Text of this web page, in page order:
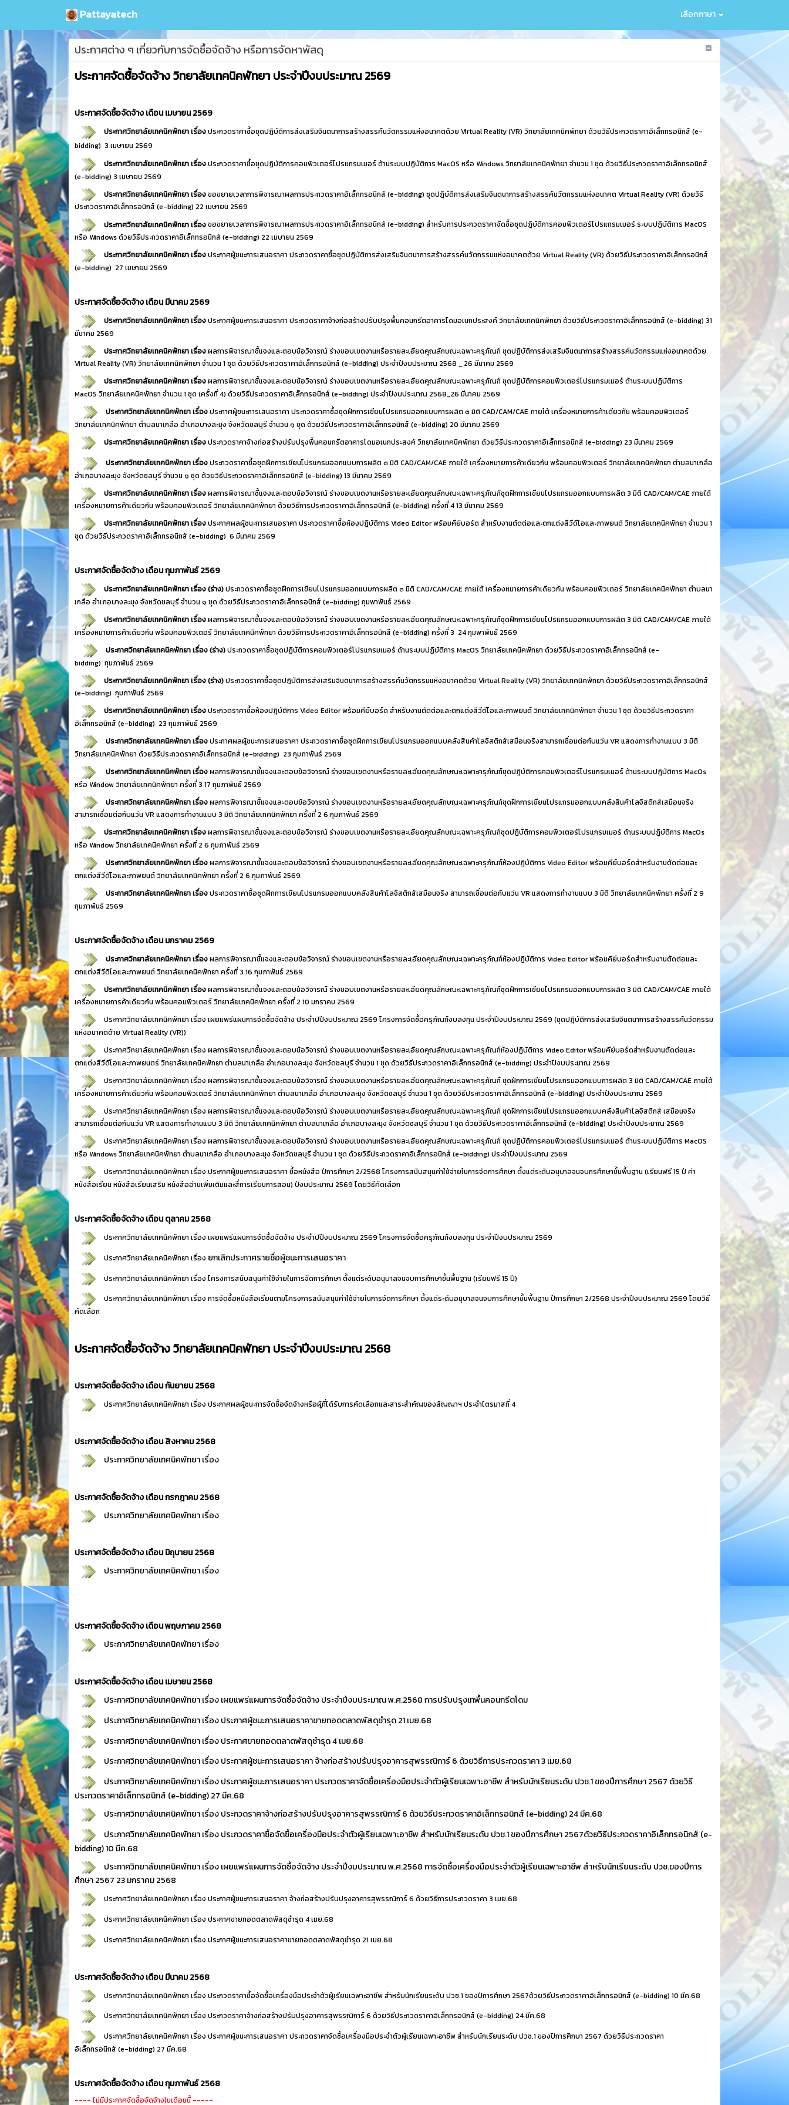
Pattayatech เลือกภาษา
ประกาศต่าง ๆ เกี่ยวกับการจัดซื้อจัดจ้าง หรือการจัดหาพัสดุ
ประกาศจัดซื้อจัดจ้าง วิทยาลัยเทคนิคพัทยา ประจำปีงบประมาณ 2569
ประกาศจัดซื้อจัดจ้าง เดือน เมษายน 2569
ประกาศวิทยาลัยเทคนิคพัทยา เรื่องประกวดราคาซื้อชุดปฏิบัติการส่งเสริมจินตนาการสร้างสรรค์นวัตกรรมแห่งอนาคตด้วย Virtual Reality (VR) วิทยาลัยเทคนิคพัทยา ด้วยวิธีประกวดราคาอิเล็กทรอนิกส์ (e-
bidding) 3 เมษายน 2569
ประกาศวิทยาลัยเทคนิคพัทยา เรื่องประกวดราคาซื้อชุดปฏิบัติการคอมพิวเตอร์โปรแกรมเมอร์ ด้านระบบปฏิบัติการ MacOS หรือ Windows วิทยาลัยเทคนิคพัทยา จำนวน 1 ชุด ด้วยวิธีประกวดราคาอิเล็กทรอนิกส์
(e-bidding) 3 เมษายน 2569
ประกาศวิทยาลัยเทคนิคพัทยา เรื่องขอขยายเวลาการพิจารณาผลการประกวดราคาอิเล็กทรอนิกส์ (e-bidding) ชุดปฎิบัติการส่งเสริมจินตนาการสร้างสรรค์นวัตกรรมแห่งอนาคต Virtual Reality (VR) ด้วยวิธี
ประกวดราคาอิเล็กทรอนิกส์ (e-bidding) 22 เมษายน 2569
ประกาศวิทยาลัยเทคนิคพัทยา เรื่องขอขยายเวลาการพิจารณาผลการประกวดราคาอิเล็กทรอนิกส์ (e-bidding) สำหรับการประกวดราคาจัดซื้อชุดปฎิบัติการคอมพิวเตอร์โปรแกรมเมอร์ ระบบปฏิบัติการ MacOS
หรือ Windows ด้วยวิธีประกวดราคาอิเล็กทรอนิกส์ (e-bidding) 22 เมษายน 2569
ประกาศวิทยาลัยเทคนิคพัทยา เรื่องประกาศผู้ชนะการเสนอราคา ประกวดราคาซื้อชุดปฏิบัติการส่งเสริมจินตนาการสร้างสรรค์นวัตกรรมแห่งอนาคตด้วย Virtual Reality (VR) ด้วยวิธีประกวดราคาอิเล็กทรอนิกส์
(e-bidding) 27 เมษายน 2569
ประกาศจัดซื้อจัดจ้าง เดือน มีนาคม 2569
ประกาศวิทยาลัยเทคนิคพัทยา เรื่องประกาศผู้ชนะการเสนอราคา ประกวดราคาจ้างก่อสร้างปรับปรุงพื้นคอนกรีตอาคารโดมอเนกประสงค์ วิทยาลัยเทคนิคพัทยา ด้วยวิธีประกวดราคาอิเล็กทรอนิกส์ (e-bidding) 31
มีนาคม 2569
ประกาศวิทยาลัยเทคนิคพัทยา เรื่องผลการพิจารณาชี้แจงและตอบข้อวิจารณ์ ร่างขอบเขตงานหรือรายละเอียดคุณลักษณะเฉพาะครุภัณฑ์ ชุดปฏิบัติการส่งเสริมจินตนาการสร้างสรรค์นวัตกรรมแห่งอนาคตด้วย
Virtual Reality (VR) วิทยาลัยเทคนิคพัทยา จำนวน 1 ชุด ด้วยวิธีประกวดราคาอิเล็กทรอนิกส์ (e-bidding) ประจำปีงบประมาณ 2568 _ 26 มีนาคม 2569
ประกาศวิทยาลัยเทคนิคพัทยา เรื่องผลการพิจารณาชี้แจงและตอบข้อวิจารณ์ ร่างขอบเขตงานหรือรายละเอียดคุณลักษณะเฉพาะครุภัณฑ์ ชุดปฏิบัติการคอมพิวเตอร์โปรแกรมเมอร์ ด้านระบบปฏิบัติการ
MacOS วิทยาลัยเทคนิคพัทยา จำนวน 1 ชุด (ครั้งที่ 4) ด้วยวิธีประกวดราคาอิเล็กทรอนิกส์ (e-bidding) ประจำปีงบประมาณ 2568_26 มีนาคม 2569
ประกาศวิทยาลัยเทคนิคพัทยา เรื่องประกาศผู้ชนะการเสนอราคา ประกวดราคาซื้อชุดฝึกการเขียนโปรแกรมออกแบบการผลิต ๓ มิติ CAD/CAM/CAE ภายใต้ เครื่องหมายการค้าเดียวกัน พร้อมคอมพิวเตอร์
วิทยาลัยเทคนิคพัทยา ตำบลนาเกลือ อำเภอบางละมุง จังหวัดชลบุรี จำนวน ๑ ชุด ด้วยวิธีประกวดราคาอิเล็กทรอนิกส์ (e-bidding) 20 มีนาคม 2569
ประกาศวิทยาลัยเทคนิคพัทยา เรื่องประกวดราคาจ้างก่อสร้างปรับปรุงพื้นคอนกรีตอาคารโดมอเนกประสงค์ วิทยาลัยเทคนิคพัทยา ด้วยวิธีประกวดราคาอิเล็กทรอนิกส์ (e-bidding) 23 มีนาคม 2569
ประกาศวิทยาลัยเทคนิคพัทยา เรื่องประกวดราคาซื้อชุดฝึกการเขียนโปรแกรมออกแบบการผลิต ๓ มิติ CAD/CAM/CAE ภายใต้ เครื่องหมายการค้าเดียวกัน พร้อมคอมพิวเตอร์ วิทยาลัยเทคนิคพัทยา ตำบลนาเกลือ
อำเภอบางละมุง จังหวัดชลบุรี จำนวน ๑ ชุด ด้วยวิธีประกวดราคาอิเล็กทรอนิกส์ (e-bidding) 13 มีนาคม 2569
ประกาศวิทยาลัยเทคนิคพัทยา เรื่องผลการพิจารณาชี้แจงและตอบข้อวิจารณ์ ร่างขอบเขตงานหรือรายละเอียดคุณลักษณะเฉพาะครุภัณฑ์ชุดฝึกการเขียนโปรแกรมออกแบบการผลิต 3 มิติ CAD/CAM/CAE ภายใต้
เครื่องหมายการค้าเดียวกัน พร้อมคอมพิวเตอร์ วิทยาลัยเทคนิคพัทยา ด้วยวิธีการประกวดราคาอิเล็กทรอนิกสื (e-bidding) ครั้งที่ 413 มีนาคม 2569
ประกาศวิทยาลัยเทคนิคพัทยา เรื่องประกาศผลผู้ชนะการเสนอราคา ประกวดราคาซื้อห้องปฎิบัติการ Video Editor พร้อมคีย์บอร์ด สำหรับงานตัดต่อและตกแต่งสีวีดีโอและภาพยนต์ วิทยาลัยเทคนิคพัทยา จำนวน 1
ชุด ด้วยวิธีประกวดราคาอิเล็กทรอนิกส์ (e-bidding) 6 มีนาคม 2569
ประกาศจัดซื้อจัดจ้าง เดือน กุมภาพันธ์ 2569
ประกาศวิทยาลัยเทคนิคพัทยา เรื่อง (ร่าง)ประกวดราคาซื้อชุดฝึกการเขียนโปรแกรมออกแบบการผลิต ๓ มิติ CAD/CAM/CAE ภายใต้ เครื่องหมายการค้าเดียวกัน พร้อมคอมพิวเตอร์ วิทยาลัยเทคนิคพัทยา ตำบลนา
เกลือ อำเภอบางละมุง จังหวัดชลบุรี จำนวน ๑ ชุด ด้วยวิธีประกวดราคาอิเล็กทรอนิกส์ (e-bidding) กุมพาพันธ์ 2569
ประกาศวิทยาลัยเทคนิคพัทยา เรื่องผลการพิจารณาชี้แจงและตอบข้อวิจารณ์ ร่างขอบเขตงานหรือรายละเอียดคุณลักษณะเฉพาะครุภัณฑ์ชุดฝึกการเขียนโปรแกรมออกแบบการผลิต 3 มิติ CAD/CAM/CAE ภายใต้
เครื่องหมายการค้าเดียวกัน พร้อมคอมพิวเตอร์ วิทยาลัยเทคนิคพัทยา ด้วยวิธีการประกวดราคาอิเล็กทรอนิกสื (e-bidding) ครั้งที่ 3 24 กุมพาพันธ์ 2569
ประกาศวิทยาลัยเทคนิคพัทยา เรื่อง (ร่าง)ประกวดราคาซื้อชุดปฏิบัติการคอมพิวเตอร์โปรแกรมเมอร์ ด้านระบบปฏิบัติการ MacOS วิทยาลัยเทคนิคพัทยา ด้วยวิธีประกวดราคาอิเล็กทรอนิกส์ (e-
bidding) กุมภาพันธ์ 2569
ประกาศวิทยาลัยเทคนิคพัทยา เรื่อง (ร่าง)ประกวดราคาซื้อชุดปฏิบัติการส่งเสริมจินตนาการสร้างสรรค์นวัตกรรมแห่งอนาคตด้วย Virtual Reality (VR) วิทยาลัยเทคนิคพัทยา ด้วยวิธีประกวดราคาอิเล็กทรอนิกส์
(e-bidding) กุมภาพันธ์ 2569
ประกาศวิทยาลัยเทคนิคพัทยา เรื่องประกวดราคาซื้อห้องปฎิบัติการ Video Editor พร้อมคีย์บอร์ด สำหรับงานตัดต่อและตกแต่งสีวีดีโอและภาพยนต์ วิทยาลัยเทคนิคพัทยา จำนวน 1 ชุด ด้วยวิธีประกวดราคา
อิเล็กทรอนิกส์ (e-bidding) 23 กุมภาพันธ์ 2569
ประกาศวิทยาลัยเทคนิคพัทยา เรื่องประกาศผลผู้ชนะการเสนอราคา ประกวดราคาซื้อชุดฝึกการเขียนโปรแกรมออกแบบคลังสินค้าโลจิสติกส์เสมือนจริงสามารถเชื่อมต่อกับแว่น VR แสดงการทำงานแบบ 3 มิติ
วิทยาลัยเทคนิคพัทยา ด้วยวิธีประกวดราคาอิเล็กทรอนิกส์ (e-bidding) 23 กุมภาพันธ์ 2569
ประกาศวิทยาลัยเทคนิคพัทยา เรื่องผลการพิจารณาชี้แจงและตอบข้อวิจารณ์ ร่างขอบเขตงานหรือรายละเอียดคุณลักษณะเฉพาะครุภัณฑ์ชุดปฎิบัติการคอมพิวเตอร์โปรแกรมเมอร์ ด้านระบบปฎิบัติการ MacOs
หรือ Window วิทยาลัยเทคนิคพัทยา ครั้งที่ 3 17 กุมภาพันธ์ 2569
ประกาศวิทยาลัยเทคนิคพัทยา เรื่องผลการพิจารณาชี้แจงและตอบข้อวิจารณ์ ร่างขอบเขตงานหรือรายละเอียดคุณลักษณะเฉพาะครุภัณฑ์ชุดฝึกการเขียนโปรแกรมออกแบบคลังสินค้าโลจิสติกส์เสมือนจริง
สามารถเชื่อมต่อกับแว่น VR แสดงการทำงานแบบ 3 มิติ วิทยาลัยเทคนิคพัทยา ครั้งที่ 2 6 กุมภาพันธ์ 2569
ประกาศวิทยาลัยเทคนิคพัทยา เรื่องผลการพิจารณาชี้แจงและตอบข้อวิจารณ์ ร่างขอบเขตงานหรือรายละเอียดคุณลักษณะเฉพาะครุภัณฑ์ชุดปฎิบัติการคอมพิวเตอร์โปรแกรมเมอร์ ด้านระบบปฎิบัติการ MacOs
หรือ Window วิทยาลัยเทคนิคพัทยา ครั้งที่ 2 6 กุมภาพันธ์ 2569
ประกาศวิทยาลัยเทคนิคพัทยา เรื่องผลการพิจารณาชี้แจงและตอบข้อวิจารณ์ ร่างขอบเขตงานหรือรายละเอียดคุณลักษณะเฉพาะครุภัณฑ์ห้องปฎิบัติการ Video Editor พร้อมคีย์บอร์ดสำหรับงานตัดต่อและ
ตกแต่งสีวีดีโอและภาพยนต์ วิทยาลัยเทคนิคพัทยา ครั้งที่ 2 6 กุมภาพันธ์ 2569
ประกาศวิทยาลัยเทคนิคพัทยา เรื่องประกวดราคาซื้อชุดฝึกการเขียนโปรแกรมออกแบบคลังสินค้าโลจิสติกส์เสมือนจริง สามารถเชื่อมต่อกับแว่น VR แสดงการทำงานแบบ 3 มิติ วิทยาลัยเทคนิคพัทยา ครั้งที่ 2 9
กุมภาพันธ์ 2569
ประกาศจัดซื้อจัดจ้าง เดือน มกราคม 2569
ประกาศวิทยาลัยเทคนิคพัทยา เรื่องผลการพิจารณาชี้แจงและตอบข้อวิจารณ์ ร่างขอบเขตงานหรือรายละเอียดคุณลักษณะเฉพาะครุภัณฑ์ห้องปฎิบัติการ Video Editor พร้อมคีย์บอร์ดสำหรับงานตัดต่อและ
ตกแต่งสีวีดิโอและภาพยนต์ วิทยาลัยเทคนิคพัทยา ครั้งที่ 3 16 กุมภาพันธ์ 2569
ประกาศวิทยาลัยเทคนิคพัทยา เรื่องผลการพิจารณาชี้แจงและตอบข้อวิจารณ์ ร่างขอบเขตงานหรือรายละเอียดคุณลักษณะเฉพาะครุภัณฑ์ชุดฝึกการเขียนโปรแกรมออกแบบการผลิต 3 มิติ CAD/CAM/CAE ภายใต้
เครื่องหมายการค้าเดียวกัน พร้อมคอมพิวเตอร์ วิทยาลัยเทคนิคพัทยา ครั้งที่ 2 10 มกราคม 2569
ประกาศวิทยาลัยเทคนิคพัทยา เรื่อง เผยแพร่แผนการจัดซื้อจัดจ้าง ประจำปปีงบประมาณ 2569 โครงการจัดซื้อครุภัณฑ์งบลงทุน ประจำปีงบประมาณ 2569 (ชุดปฎิบัติการส่งเสริมจินตนาการสร้างสรรค์นวัตกรรม
แห่งอนาคตด้าย Virtual Reality (VR))
ประกาศวิทยาลัยเทคนิคพัทยา เรื่อง ผลการพิจารณาชี้แจงและตอบข้อวิจารณ์ ร่างขอบเขตงานหรือรายละเอียดคุณลักษณะเฉพาะครุภัณฑ์ห้องปฏิบัติการ Video Editor พร้อมคีย์บอร์ดสำหรับงานตัดต่อและ
ตกแต่งสีวีดีโอและภาพยนตร์ วิทยาลัยเทคนิคพัทยา ตำบลนาเกลือ อำเภอบางละมุง จังหวัดชลบุรี จำนวน 1 ชุด ด้วยวิธีประกวดราคาอิเล็กทรอนิกส์ (e-bidding) ประจำปีงบประมาณ 2569
ประกาศวิทยาลัยเทคนิคพัทยา เรื่อง ผลการพิจารณาชี้แจงและตอบข้อวิจารณ์ ร่างขอบเขตงานหรือรายละเอียดคุณลักษณะเฉพาะครุภัณฑ์ ชุดฝึกการเขียนโปรแกรมออกแบบการผลิต 3 มิติ CAD/CAM/CAE ภายใต้
เครื่องหมายการค้าเดียวกัน พร้อมคอมพิวเตอร์ วิทยาลัยเทคนิคพัทยา ตำบลนาเกลือ อำเภอบางละมุง จังหวัดชลบุรี จำนวน 1 ชุด ด้วยวิธีประกวดราคาอิเล็กทรอนิกส์ (e-bidding) ประจำปีงบประมาณ 2569
ประกาศวิทยาลัยเทคนิคพัทยา เรื่อง ผลการพิจารณาชี้แจงและตอบข้อวิจารณ์ ร่างขอบเขตงานหรือรายละเอียดคุณลักษณะเฉพาะครุภัณฑ์ ชุดฝึกการเขียนโปรแกรมออกแบบคลังสินค้าโลจิสติกส์ เสมือนจริง
สามารถเชื่อมต่อกับแว่น VR แสดงการทำงานแบบ 3 มิติ วิทยาลัยเทคนิคพัทยา ตำบลนาเกลือ อำเภอบางละมุง จังหวัดชลบุรี จำนวน 1 ชุด ด้วยวิธีประกวดราคาอิเล็กทรอนิกส์ (e-bidding) ประจำปีงบประมาณ 2569
ประกาศวิทยาลัยเทคนิคพัทยา เรื่อง ผลการพิจารณาชี้แจงและตอบข้อวิจารณ์ ร่างขอบเขตงานหรือรายละเอียดคุณลักษณะเฉพาะครุภัณฑ์ ชุดปฏิบัติการคอมพิวเตอร์โปรแกรมเมอร์ ด้านระบบปฏิบัติการ MacOS
หรือ Windows วิทยาลัยเทคนิคพัทยา ตำบลนาเกลือ อำเภอบางละมุง จังหวัดชลบุรี จำนวน 1 ชุด ด้วยวิธีประกวดราคาอิเล็กทรอนิกส์ (e-bidding) ประจำปีงบประมาณ 2569
ประกาศวิทยาลัยเทคนิคพัทยา เรื่อง ประกาศผู้ชนะการเสนอราคา ซื้อหนังสือ ปีการศึกษา 2/2568 โครงการสนับสนุนค่าใช้จ่ายในการจัดการศึกษา ตั้งแต่ระดับอนุบาลจนจบกรศึกษาขั้นพื้นฐาน (เรียนฟรี 15 ปี ค่า
หนังสือเรียน หนังสือเรียนเสริม หนังสืออ่านเพิ่มเติมและสื่การเรียนการสอน) ปีงบประมาณ 2569 โดยวิธีคัดเลือก
ประกาศจัดซื้อจัดจ้าง เดือน ตุลาคม 2568
ประกาศวิทยาลัยเทคนิคพัทยา เรื่อง เผยแพร่แผนการจัดซื้อจัดจ้าง ประจำปปีงบประมาณ 2569 โครงการจัดซื้อครุภัณฑ์งบลงทุน ประจำปีงบประมาณ 2569
ประกาศวิทยาลัยเทคนิคพัทยา เรื่อง ยกเลิกประกาศรายชื่อผู้ชนะการเสนอราคา
ประกาศวิทยาลัยเทคนิคพัทยา เรื่อง โครงการสนับสนุนค่าใช้จ่ายในการจัดการศึกษา ตั้งแต่ระดับอนุบาลจนจบการศึกษาขั้นพื้นฐาน (เรียนฟรี 15 ปี)
ประกาศวิทยาลัยเทคนิคพัทยา เรื่อง การจัดซื้อหนังสือเรียนตามโครงการสนับสนุนค่าใช้จ่ายในการจัดการศึกษา ตั้งแต่ระดับอนุบาลจนจบการศึกษาขั้นพื้นฐาน ปีการศึกษา 2/2568 ประจำปีงบประมาณ 2569 โดยวิธี
คัดเลือก
ประกาศจัดซื้อจัดจ้าง วิทยาลัยเทคนิคพัทยา ประจำปีงบประมาณ 2568
ประกาศจัดซื้อจัดจ้าง เดือน กันยายน 2568
ประกาศวิทยาลัยเทคนิคพัทยา เรื่อง ประกาศผลผู้ชนะการจัดซื้อจัดจ้างหรือผู้ที่ได้รับการคัดเลือกและสาระสำคัญของสัญญาฯ ประจำไตรมาสที่ 4
ประกาศจัดซื้อจัดจ้าง เดือน สิงหาคม 2568
ประกาศวิทยาลัยเทคนิคพัทยา เรื่อง
ประกาศจัดซื้อจัดจ้าง เดือน กรกฎาคม 2568
ประกาศวิทยาลัยเทคนิคพัทยา เรื่อง
ประกาศจัดซื้อจัดจ้าง เดือน มิถุนายน 2568
ประกาศวิทยาลัยเทคนิคพัทยา เรื่อง
ประกาศจัดซื้อจัดจ้าง เดือน พฤษภาคม 2568
ประกาศวิทยาลัยเทคนิคพัทยา เรื่อง
ประกาศจัดซื้อจัดจ้าง เดือน เมษายน 2568
ประกาศวิทยาลัยเทคนิคพัทยา เรื่องเผยแพร่แผนการจัดซื้อจัดจ้าง ประจำปีงบประมาณ พ.ศ.2568 การปรับปรุงเทพื้นคอนกรีตโดม
ประกาศวิทยาลัยเทคนิคพัทยา เรื่องประกาศผู้ชนะการเสนอราคาขายทอดตลาดพัสดุชำรุด21 เมย.68
ประกาศวิทยาลัยเทคนิคพัทยา เรื่องประกาศขายทอดตลาดพัสดุชำรุด4 เมย.68
ประกาศวิทยาลัยเทคนิคพัทยา เรื่องประกาศผู้ชนะการเสนอราคา จ้างก่อสร้างปรับปรุงอาคารสุพรรณิการ์ 6 ด้วยวิธีการประกวดราคา3 เมย.68
ประกาศวิทยาลัยเทคนิคพัทยา เรื่องประกาศผู้ชนะการเสนอราคา ประกวดราคาจัดซื้อเครื่องมือประจำตัวผู้เรียนเฉพาะอาชีพ สำหรับนักเรียนระดับ ปวช.1 ของปีการศึกษา 2567 ด้วยวิธี
ประกวดราคาอิเล็กทรอนิกส์ (e-bidding)27 มีค.68
ประกาศวิทยาลัยเทคนิคพัทยา เรื่องประกวดราคาจ้างก่อสร้างปรับปรุงอาคารสุพรรณิการ์ 6 ด้วยวิธีประกวดราคาอิเล็กทรอนิกส์ (e-bidding)24 มีค.68
ประกาศวิทยาลัยเทคนิคพัทยา เรื่องประกวดราคาซื้อจัดซื้อเครื่องมือประจำตัวผู้เรียนเฉพาะอาชีพ สำหรับนักเรียนระดับ ปวช.1 ของปีการศึกษา 2567ด้วยวิธีประกวดราคาอิเล็กทรอนิกส์ (e-
bidding)10 มีค.68
ประกาศวิทยาลัยเทคนิคพัทยา เรื่องเผยแพร่แผนการจัดซื้อจัดจ้าง ประจำปีงบประมาณ พ.ศ.2568 การจัดซื้อเครื่องมือประจำตัวผู้เรียนเฉพาะอาชีพ สำหรับนักเรียนระดับ ปวช.ของปีการ
ศึกษา 2567 23 มกราคม 2568
ประกาศวิทยาลัยเทคนิคพัทยา เรื่อง ประกาศผู้ชนะการเสนอราคา จ้างก่อสร้างปรับปรุงอาคารสุพรรณิการ์ 6 ด้วยวิธีการประกวดราคา 3 เมย.68
ประกาศวิทยาลัยเทคนิคพัทยา เรื่อง ประกาศขายทอดตลาดพัสดุชำรุด 4 เมย.68
ประกาศวิทยาลัยเทคนิคพัทยา เรื่อง ประกาศผู้ชนะการเสนอราคาขายทอดตลาดพัสดุชำรุด 21 เมย.68
ประกาศจัดซื้อจัดจ้าง เดือน มีนาคม 2568
ประกาศวิทยาลัยเทคนิคพัทยา เรื่อง ประกวดราคาซื้อจัดซื้อเครื่องมือประจำตัวผู้เรียนเฉพาะอาชีพ สำหรับนักเรียนระดับ ปวช.1 ของปีการศึกษา 2567ด้วยวิธีประกวดราคาอิเล็กทรอนิกส์ (e-bidding) 10 มีค.68
ประกาศวิทยาลัยเทคนิคพัทยา เรื่อง ประกวดราคาจ้างก่อสร้างปรับปรุงอาคารสุพรรณิการ์ 6 ด้วยวิธีประกวดราคาอิเล็กทรอนิกส์ (e-bidding) 24 มีค.68
ประกาศวิทยาลัยเทคนิคพัทยา เรื่อง ประกาศผู้ชนะการเสนอราคา ประกวดราคาจัดซื้อเครื่องมือประจำตัวผู้เรียนเฉพาะอาชีพ สำหรับนักเรียนระดับ ปวช.1 ของปีการศึกษา 2567 ด้วยวิธีประกวดราคา
อิเล็กทรอนิกส์ (e-bidding) 27 มีค.68
ประกาศจัดซื้อจัดจ้าง เดือน กุมภาพันธ์ 2568
---- ไม่มีประกาศจัดซื้อจัดจ้างในเดือนนี้ -----